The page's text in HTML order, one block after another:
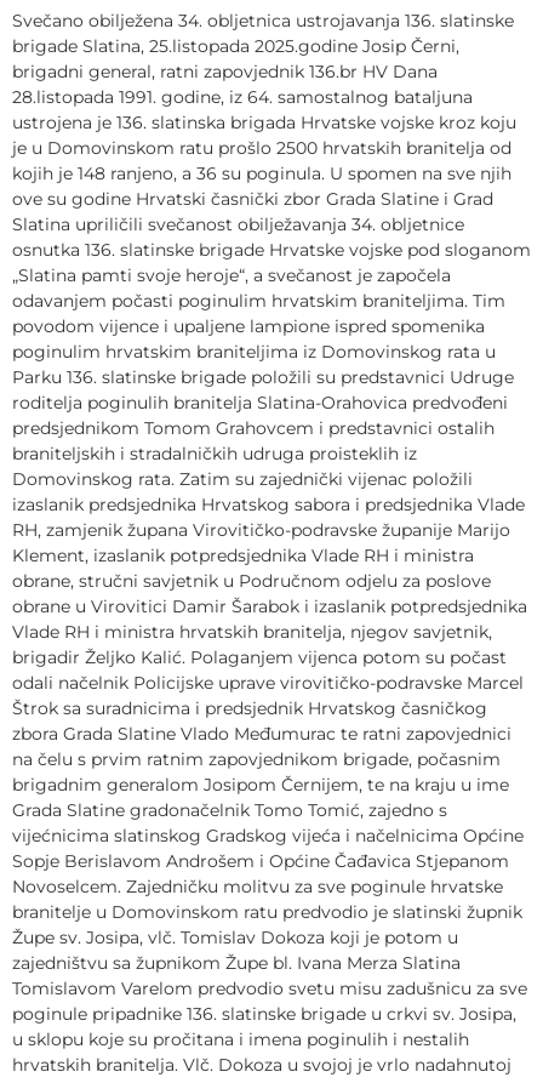
Svečano obilježena 34. obljetnica ustrojavanja 136. slatinske
brigade Slatina, 25.listopada 2025.godine Josip Černi,
brigadni general, ratni zapovjednik 136.br HV Dana
28.listopada 1991. godine, iz 64. samostalnog bataljuna
ustrojena je 136. slatinska brigada Hrvatske vojske kroz koju
je u Domovinskom ratu prošlo 2500 hrvatskih branitelja od
kojih je 148 ranjeno, a 36 su poginula. U spomen na sve njih
ove su godine Hrvatski časnički zbor Grada Slatine i Grad
Slatina upriličili svečanost obilježavanja 34. obljetnice
osnutka 136. slatinske brigade Hrvatske vojske pod sloganom
„Slatina pamti svoje heroje“, a svečanost je započela
odavanjem počasti poginulim hrvatskim braniteljima. Tim
povodom vijence i upaljene lampione ispred spomenika
poginulim hrvatskim braniteljima iz Domovinskog rata u
Parku 136. slatinske brigade položili su predstavnici Udruge
roditelja poginulih branitelja Slatina-Orahovica predvođeni
predsjednikom Tomom Grahovcem i predstavnici ostalih
braniteljskih i stradalničkih udruga proisteklih iz
Domovinskog rata. Zatim su zajednički vijenac položili
izaslanik predsjednika Hrvatskog sabora i predsjednika Vlade
RH, zamjenik župana Virovitičko-podravske županije Marijo
Klement, izaslanik potpredsjednika Vlade RH i ministra
obrane, stručni savjetnik u Područnom odjelu za poslove
obrane u Virovitici Damir Šarabok i izaslanik potpredsjednika
Vlade RH i ministra hrvatskih branitelja, njegov savjetnik,
brigadir Željko Kalić. Polaganjem vijenca potom su počast
odali načelnik Policijske uprave virovitičko-podravske Marcel
Štrok sa suradnicima i predsjednik Hrvatskog časničkog
zbora Grada Slatine Vlado Međumurac te ratni zapovjednici
na čelu s prvim ratnim zapovjednikom brigade, počasnim
brigadnim generalom Josipom Černijem, te na kraju u ime
Grada Slatine gradonačelnik Tomo Tomić, zajedno s
vijećnicima slatinskog Gradskog vijeća i načelnicima Općine
Sopje Berislavom Androšem i Općine Čađavica Stjepanom
Novoselcem. Zajedničku molitvu za sve poginule hrvatske
branitelje u Domovinskom ratu predvodio je slatinski župnik
Župe sv. Josipa, vlč. Tomislav Dokoza koji je potom u
zajedništvu sa župnikom Župe bl. Ivana Merza Slatina
Tomislavom Varelom predvodio svetu misu zadušnicu za sve
poginule pripadnike 136. slatinske brigade u crkvi sv. Josipa,
u sklopu koje su pročitana i imena poginulih i nestalih
hrvatskih branitelja. Vlč. Dokoza u svojoj je vrlo nadahnutoj